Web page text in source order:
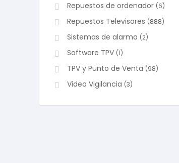
Repuestos de ordenador (6)
Repuestos Televisores (888)
Sistemas de alarma (2)
Software TPV (1)
TPV y Punto de Venta (98)
Video Vigilancia (3)